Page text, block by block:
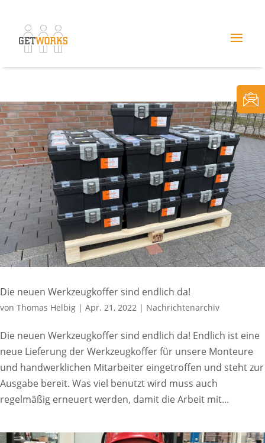
Die neuen Werkzeugkoffer sind endlich da!
von Thomas Helbig | Apr. 21, 2022 | Nachrichtenarchiv
Die neuen Werkzeugkoffer sind endlich da! Endlich ist eine
neue Lieferung der Werkzeugkoffer für unsere Monteure
und handwerklichen Mitarbeiter eingetroffen und steht zur
Ausgabe bereit. Was viel benutzt wird muss auch
regelmäßig erneuert werden, damit die Arbeit mit...